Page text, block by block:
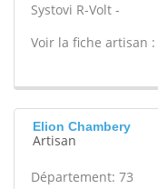
Systovi R-Volt -
Voir la fiche artisan :
Elion Chambery
Artisan
Département: 73